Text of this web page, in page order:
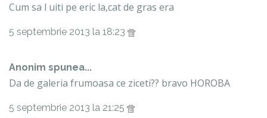
Cum sa l uiti pe eric la,cat de gras era
5 septembrie 2013 la 18:23
Anonim spunea...
Da de galeria frumoasa ce ziceti?? bravo HOROBA
5 septembrie 2013 la 21:25